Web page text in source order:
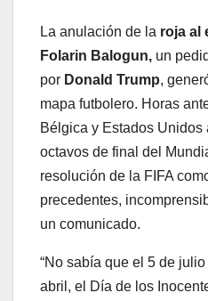
La anulación de la roja al
Folarin Balogun, un
por Donald Trump,
mapa futbolero. Horas
Bélgica y Estados
octavos de final del
resolución de la FIFA
precedentes,
un comunicado.
“No sabía que el 5 de
abril, el Día de los